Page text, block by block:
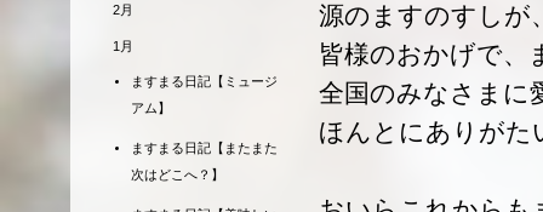
源のますのすしが
皆様のおかげで、
全国のみなさまに
ほんとにありがた
2月
1月
ますまる日記【ミュージ
アム】
ますまる日記【またまた
次はどこへ？】